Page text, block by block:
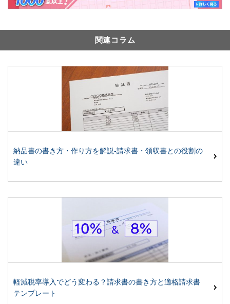
関連コラム
納品書の書き方・作り方を解説-請求書・領収書との役割の
違い
軽減税率導入でどう変わる？請求書の書き方と適格請求書
テンプレート